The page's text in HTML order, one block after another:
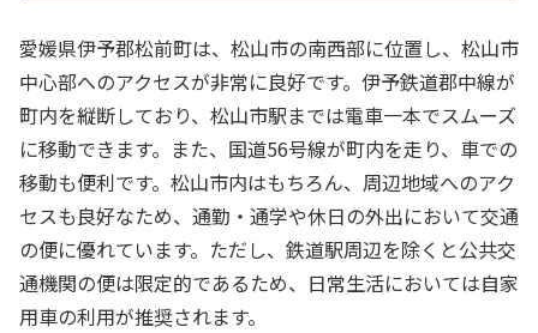
愛媛県伊予郡松前町は、松山市の南西部に位置し、松山市
中心部へのアクセスが非常に良好です。伊予鉄道郡中線が
町内を縦断しており、松山市駅までは電車一本でスムーズ
に移動できます。また、国道56号線が町内を走り、車での
移動も便利です。松山市内はもちろん、周辺地域へのアク
セスも良好なため、通勤・通学や休日の外出において交通
の便に優れています。ただし、鉄道駅周辺を除くと公共交
通機関の便は限定的であるため、日常生活においては自家
用車の利用が推奨されます。